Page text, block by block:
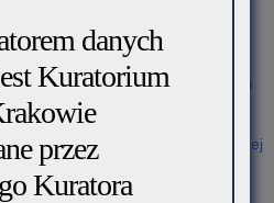
1 lipca 2026
Przyjazna Harcerstwu”
Czytaj więcej
Przyjazna Harcerstwu”
danych
Kuratorium
przez
Kuratora